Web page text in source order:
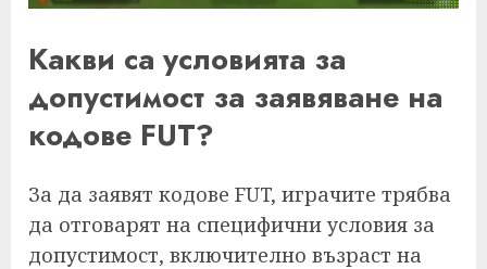
Какви са условията за
допустимост за заявяване на
кодове FUT?
За да заявят кодове FUT, играчите трябва
да отговарят на специфични условия за
допустимост, включително възраст на